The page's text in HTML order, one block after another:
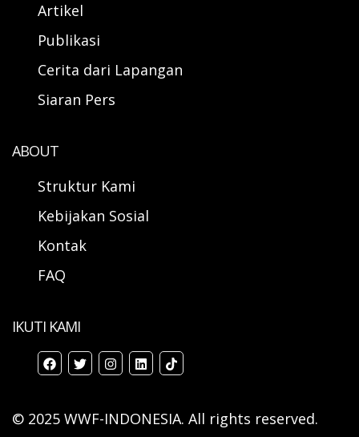
Artikel
Publikasi
Cerita dari Lapangan
Siaran Pers
ABOUT
Struktur Kami
Kebijakan Sosial
Kontak
FAQ
IKUTI KAMI
© 2025 WWF-INDONESIA. All rights reserved.